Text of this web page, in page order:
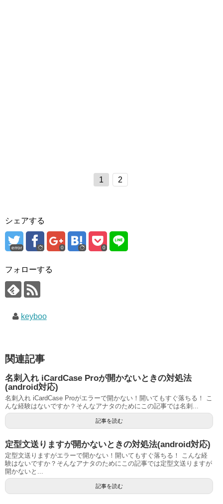
1 2
シェアする
error 0 0
フォローする
keyboo
関連記事
名刺入れ iCardCase Proが開かないときの対処法
(android対応)
名刺入れ iCardCase Proがエラーで開かない！開いてもすぐ落ちる！ こ
んな経験はないですか？そんなアナタのためにこの記事では名刺...
記事を読む
定型文送りますが開かないときの対処法(android対応)
定型文送りますがエラーで開かない！開いてもすぐ落ちる！ こんな経
験はないですか？そんなアナタのためにこの記事では定型文送りますが
開かないと...
記事を読む